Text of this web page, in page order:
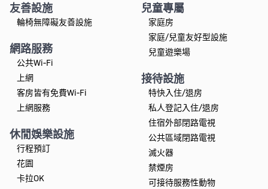
友善設施
輪椅無障礙友善設施
網路服務
公共Wi-Fi
上網
客房皆有免費Wi-Fi
上網服務
休閒娛樂設施
行程預訂
花園
卡拉OK
兒童專屬
家庭房
家庭/兒童友好型設施
兒童遊樂場
接待設施
特快入住/退房
私人登記入住/退房
住宿外部閉路電視
公共區域閉路電視
滅火器
禁煙房
可接待服務性動物